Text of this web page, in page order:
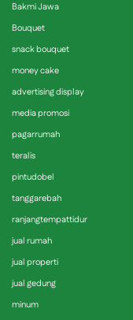
Bakmi Jawa
Bouquet
snack bouquet
money cake
advertising display
media promosi
pagarrumah
teralis
pintudobel
tanggarebah
ranjangtempattidur
jual rumah
jual properti
jual gedung
minum